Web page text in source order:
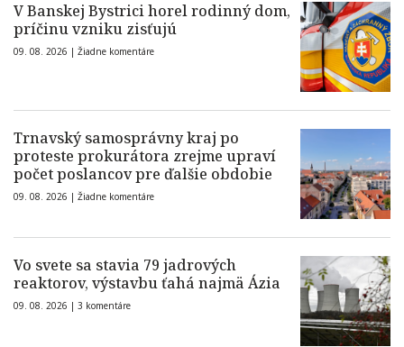
V Banskej Bystrici horel rodinný dom,
príčinu vzniku zisťujú
09. 08. 2026 | Žiadne komentáre
Trnavský samosprávny kraj po
proteste prokurátora zrejme upraví
počet poslancov pre ďalšie obdobie
09. 08. 2026 | Žiadne komentáre
Vo svete sa stavia 79 jadrových
reaktorov, výstavbu ťahá najmä Ázia
09. 08. 2026 | 3 komentáre